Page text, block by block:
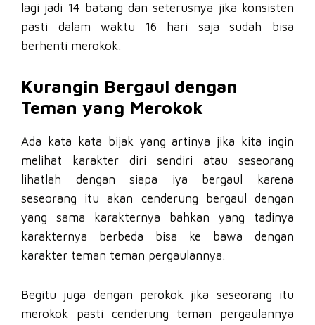
lagi jadi 14 batang dan seterusnya jika konsisten
pasti dalam waktu 16 hari saja sudah bisa
berhenti merokok.
Kurangin Bergaul dengan
Teman yang Merokok
Ada kata kata bijak yang artinya jika kita ingin
melihat karakter diri sendiri atau seseorang
lihatlah dengan siapa iya bergaul karena
seseorang itu akan cenderung bergaul dengan
yang sama karakternya bahkan yang tadinya
karakternya berbeda bisa ke bawa dengan
karakter teman teman pergaulannya.
Begitu juga dengan perokok jika seseorang itu
merokok pasti cenderung teman pergaulannya